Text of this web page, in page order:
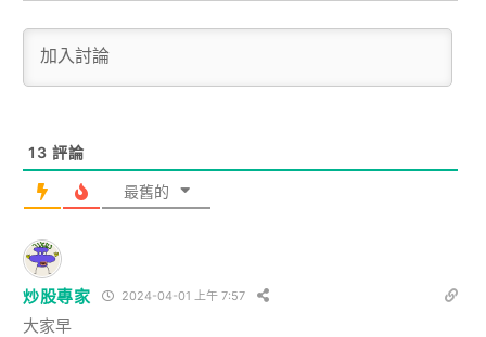
13 評論
最舊的
炒股專家 2024-04-01 上午 7:57
大家早